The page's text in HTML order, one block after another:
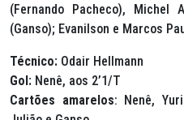
(Fernando Pacheco), Michel
(Ganso); Evanilson e Marcos
Técnico: Odair Hellmann
Gol: Nenê, aos 2’1/T
Cartões amarelos: Nenê,